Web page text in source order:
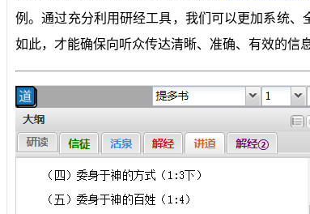
例。通过充分利用研经工具，我们可以更加系统
如此，才能确保向听众传达清晰、准确、有效的信